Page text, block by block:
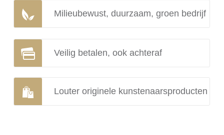
Milieubewust, duurzaam, groen bedrijf
Veilig betalen, ook achteraf
Louter originele kunstenaarsproducten